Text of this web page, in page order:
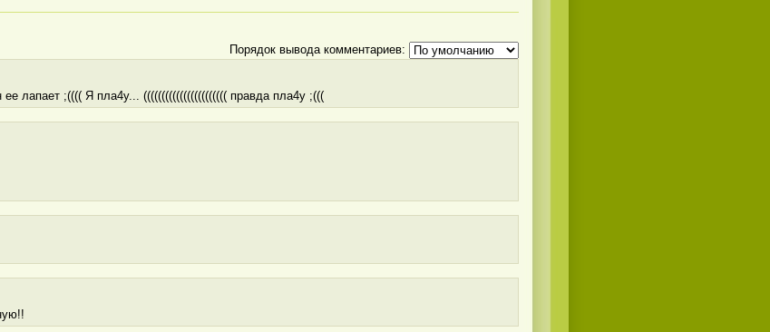
Порядок вывода комментариев:
лапает ;(((( Я пла4у... ((((((((((((((((((((((( правда пла4у ;(((